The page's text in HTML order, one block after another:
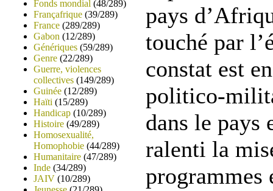
Fonds mondial (48/289)
Françafrique (39/289)
France (289/289)
Gabon (12/289)
Génériques (59/289)
Genre (22/289)
Guerre, violences
collectives (149/289)
Guinée (12/289)
Haïti (15/289)
Handicap (10/289)
Histoire (49/289)
Homosexualité,
Homophobie (44/289)
Humanitaire (47/289)
Inde (34/289)
JAIV (10/289)
pays
touché par
constat est
politico-
dans le pays
ralenti la
programmes